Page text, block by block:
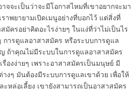
จจะเป็นว่าจะมีโอกาสไหมที่เขาอยากจะมา
าพยายามเปิดเมนูอย่างที่บอกไว้ แต่สิ่งที่
ครอย่าคิดอะไรง่ายๆ ในแง่ที่ว่าไม่เป็นไร
การดูแลอาสาสมัคร หรือระบบการดูแล
ถ้าคุณไม่มีระบบในการดูแลอาสาสมัคร
องง่ายๆ เพราะอาสาสมัครเป็นมนุษย์ มี
งๆ มันต้องมีระบบการดูแลเขาด้วย เพื่อให้
หล่อเลี้ยง เขายังสามารถเป็นอาสาสมัคร